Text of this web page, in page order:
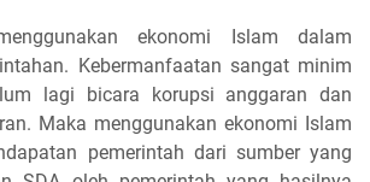
ekonomi Islam dalam
Kebermanfaatan sangat minim
lagi bicara korupsi anggaran dan
Maka menggunakan ekonomi Islam
pemerintah dari sumber yang